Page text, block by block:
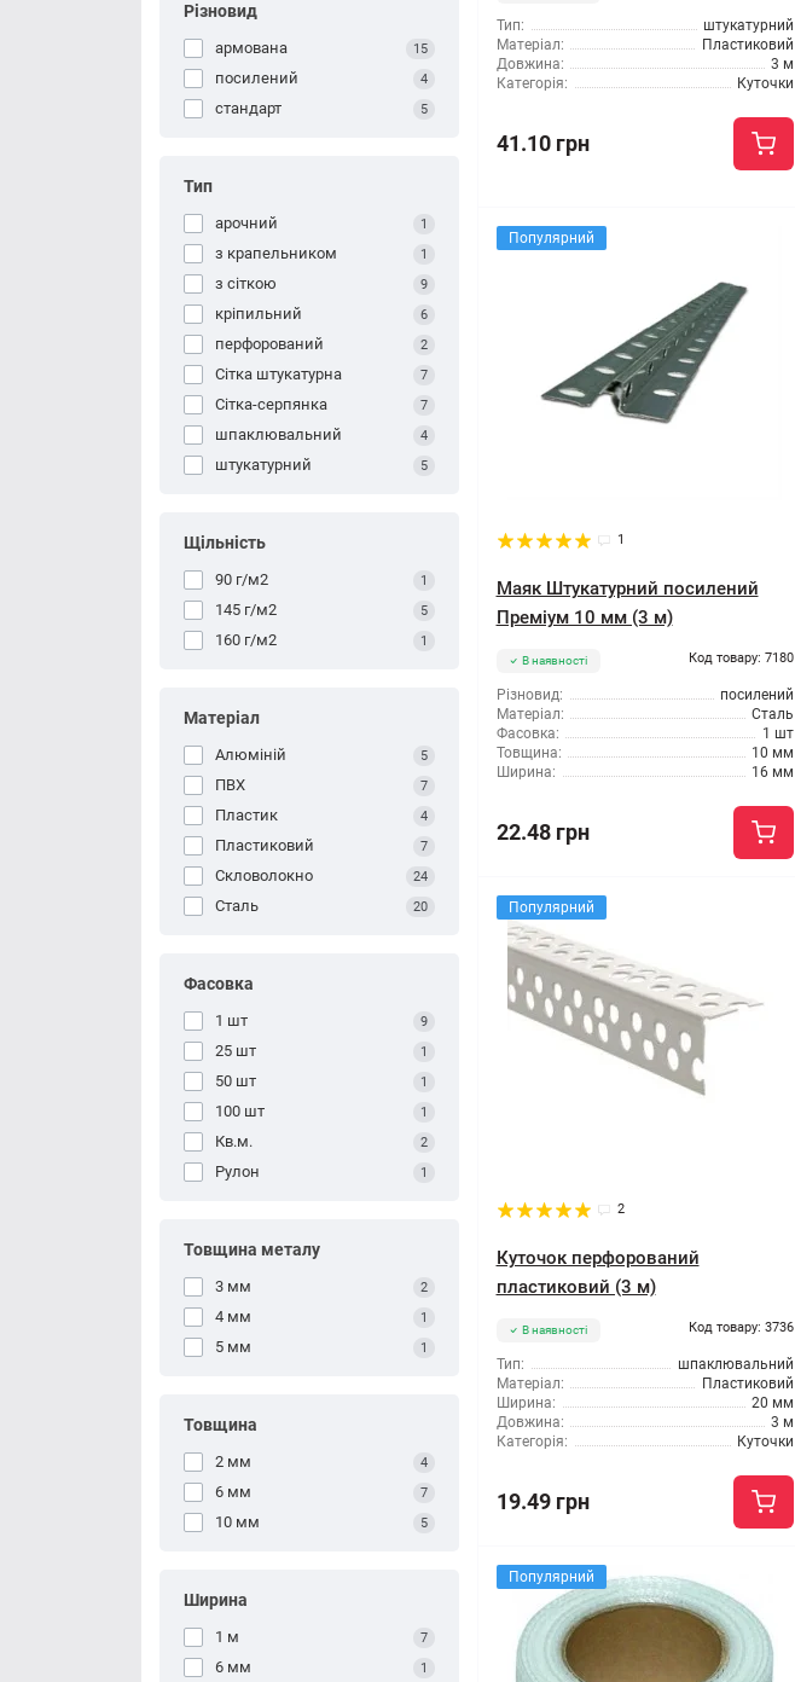
Різновид
армована 15
посилений 4
стандарт 5
Тип
арочний 1
з крапельником 1
з сіткою 9
кріпильний 6
перфорований 2
Сітка штукатурна 7
Сітка-серпянка 7
шпаклювальний 4
штукатурний 5
Щільність
90 г/м2 1
145 г/м2 5
160 г/м2 1
Матеріал
Алюміній 5
ПВХ 7
Пластик 4
Пластиковий 7
Скловолокно 24
Сталь 20
Фасовка
1 шт 9
25 шт 1
50 шт 1
100 шт 1
Кв.м. 2
Рулон 1
Товщина металу
3 мм 2
4 мм 1
5 мм 1
Товщина
2 мм 4
6 мм 7
10 мм 5
Ширина
1 м 7
6 мм 1
Тип:
штукатурний
Матеріал:
Пластиковий
Довжина:
3 м
Категорія:
Куточки
41.10 грн
Популярний
1
Маяк Штукатурний посилений
Преміум 10 мм (3 м)
В наявності Код товару: 7180
Різновид:
посилений
Матеріал:
Сталь
Фасовка:
1 шт
Товщина:
10 мм
Ширина:
16 мм
22.48 грн
Популярний
2
Куточок перфорований
пластиковий (3 м)
В наявності Код товару: 3736
Тип:
шпаклювальний
Матеріал:
Пластиковий
Ширина:
20 мм
Довжина:
3 м
Категорія:
Куточки
19.49 грн
Популярний